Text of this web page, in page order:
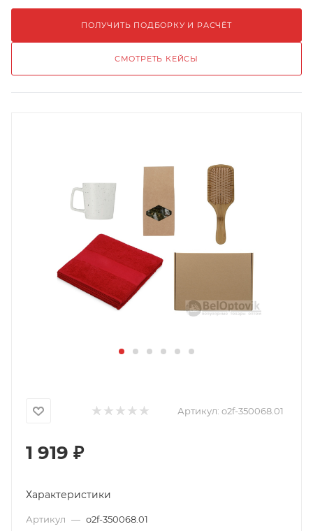
ПОЛУЧИТЬ ПОДБОРКУ И РАСЧЁТ
СМОТРЕТЬ КЕЙСЫ
Артикул: o2f-350068.01
1 919 ₽
Характеристики
Артикул — o2f-350068.01